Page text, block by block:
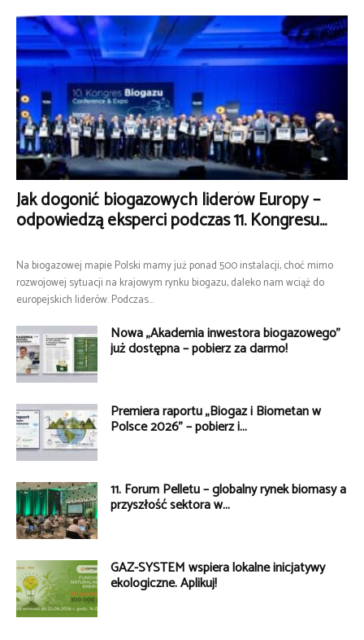
Jak dogonić biogazowych liderów Europy –
odpowiedzą eksperci podczas 11. Kongresu...
Na biogazowej mapie Polski mamy już ponad 500 instalacji, choć mimo
rozwojowej sytuacji na krajowym rynku biogazu, daleko nam wciąż do
europejskich liderów. Podczas...
Nowa „Akademia inwestora biogazowego”
już dostępna – pobierz za darmo!
Premiera raportu „Biogaz i Biometan w
Polsce 2026” – pobierz i...
11. Forum Pelletu – globalny rynek biomasy a
przyszłość sektora w...
GAZ-SYSTEM wspiera lokalne inicjatywy
ekologiczne. Aplikuj!